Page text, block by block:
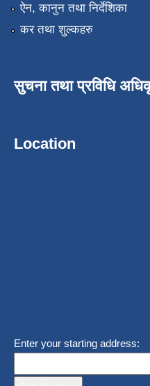
ऐन, कानुन तथा निर्देशिका
कर तथा शुल्कहरु
सुचना तथा प्रविधि
Location
Enter your starting address: